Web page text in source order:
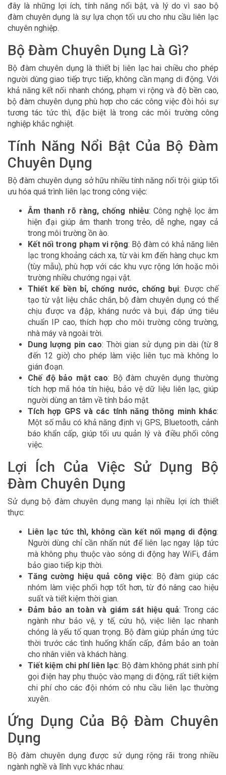
đây là những lợi ích, tính năng nổi bật, và lý do vì sao bộ
đàm chuyên dụng là sự lựa chọn tối ưu cho nhu cầu liên lạc
chuyên nghiệp.
Bộ Đàm Chuyên Dụng Là Gì?
Bộ đàm chuyên dụng là thiết bị liên lạc hai chiều cho phép
người dùng giao tiếp trực tiếp, không cần mạng di động. Với
khả năng kết nối nhanh chóng, phạm vi rộng và độ bền cao,
bộ đàm chuyên dụng phù hợp cho các công việc đòi hỏi sự
tương tác tức thì, đặc biệt là trong các môi trường công
nghiệp khắc nghiệt.
Tính Năng Nổi Bật Của Bộ Đàm
Chuyên Dụng
Bộ đàm chuyên dụng sở hữu nhiều tính năng nổi trội giúp tối
ưu hóa quá trình liên lạc trong công việc:
Âm thanh rõ ràng, chống nhiễu: Công nghệ lọc âm
hiện đại giúp âm thanh trong trẻo, dễ nghe, ngay cả
trong môi trường ồn ào.
Kết nối trong phạm vi rộng: Bộ đàm có khả năng liên
lạc trong khoảng cách xa, từ vài km đến hàng chục km
(tùy mẫu), phù hợp với các khu vực rộng lớn hoặc môi
trường nhiều chướng ngại vật.
Thiết kế bền bỉ, chống nước, chống bụi: Được chế
tạo từ vật liệu chắc chắn, bộ đàm chuyên dụng có thể
chịu được va đập, kháng nước và bụi, đáp ứng tiêu
chuẩn IP cao, thích hợp cho môi trường công trường,
nhà máy và ngoài trời.
Dung lượng pin cao: Thời gian sử dụng pin dài (từ 8
đến 12 giờ) cho phép làm việc liên tục mà không lo
gián đoạn.
Chế độ bảo mật cao: Bộ đàm chuyên dụng thường
tích hợp mã hóa tín hiệu, bảo vệ dữ liệu liên lạc, giúp
người dùng an tâm về tính bảo mật.
Tích hợp GPS và các tính năng thông minh khác:
Một số mẫu có khả năng định vị GPS, Bluetooth, cảnh
báo khẩn cấp, giúp tối ưu quản lý và điều phối công
việc.
Lợi Ích Của Việc Sử Dụng Bộ
Đàm Chuyên Dụng
Sử dụng bộ đàm chuyên dụng mang lại nhiều lợi ích thiết
thực:
Liên lạc tức thì, không cần kết nối mạng di động:
Người dùng chỉ cần nhấn nút để liên lạc ngay lập tức
mà không phụ thuộc vào sóng di động hay WiFi, đảm
bảo giao tiếp kịp thời.
Tăng cường hiệu quả công việc: Bộ đàm giúp các
nhóm làm việc phối hợp tốt hơn, từ đó nâng cao hiệu
suất và tiết kiệm thời gian.
Đảm bảo an toàn và giám sát hiệu quả: Trong các
ngành như bảo vệ, y tế, cứu hộ, việc liên lạc nhanh
chóng là yếu tố quan trọng. Bộ đàm giúp phản ứng tức
thời trước các tình huống khẩn cấp, đảm bảo an toàn
cho nhân viên và khách hàng.
Tiết kiệm chi phí liên lạc: Bộ đàm không phát sinh phí
gọi điện hay phụ thuộc vào mạng di động, rất tiết kiệm
chi phí cho các đội nhóm có nhu cầu liên lạc thường
xuyên.
Ứng Dụng Của Bộ Đàm Chuyên
Dụng
Bộ đàm chuyên dụng được sử dụng rộng rãi trong nhiều
ngành nghề và lĩnh vực khác nhau: